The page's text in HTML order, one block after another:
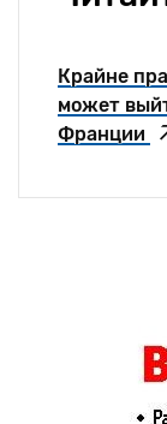
Крайне
может
Франции